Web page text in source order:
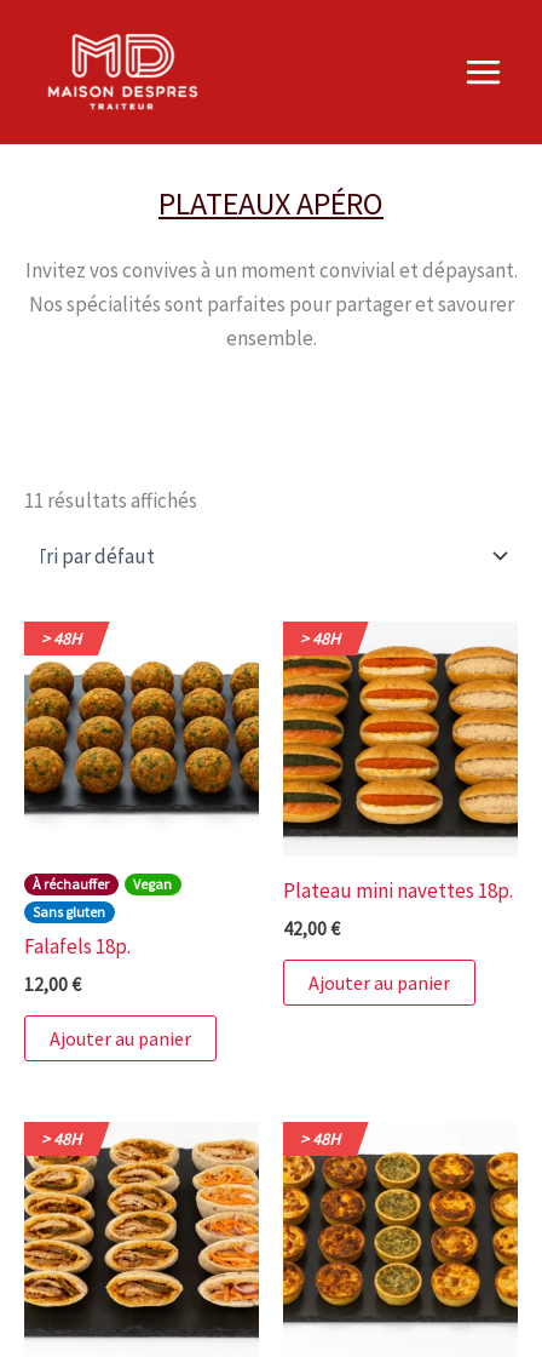
contenu
PLATEAUX APÉRO
Invitez vos convives à un moment convivial et dépaysant.
Nos spécialités sont parfaites pour partager et savourer
ensemble.
11 résultats affichés
> 48H
À réchauffer
Vegan
Sans gluten
Falafels 18p.
12,00€
Ajouter au panier
> 48H
Plateau mini navettes 18p.
42,00€
Ajouter au panier
> 48H > 48H